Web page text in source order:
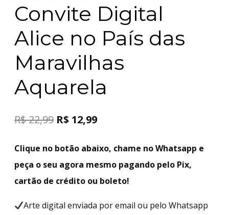
Convite Digital
Alice no País das
Maravilhas
Aquarela
R$22,99 R$ 12,99
Clique no botão abaixo, chame no Whatsapp e
peça o seu agora mesmo pagando pelo Pix,
cartão de crédito ou boleto!
Arte digital enviada por email ou pelo Whatsapp